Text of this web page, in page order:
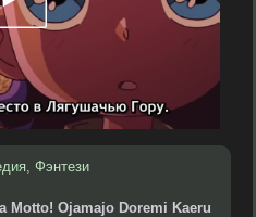
, Фэнтези
Motto! Ojamajo Doremi Kaeru